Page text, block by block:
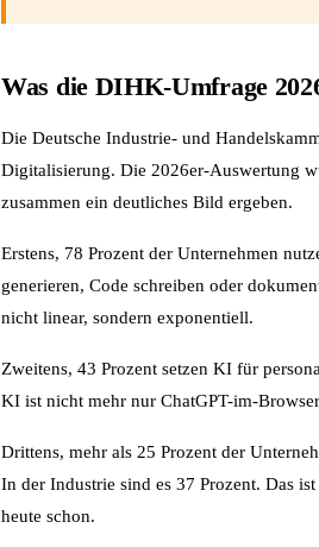
Was die DIHK-Umfrage
Die Deutsche Industrie- und
Digitalisierung. Die 2026er-Auswertung
zusammen ein deutliches Bild ergeben.
Erstens, 78 Prozent der Unternehmen
generieren, Code schreiben oder
nicht linear, sondern exponentiell.
Zweitens, 43 Prozent setzen KI für
KI ist nicht mehr nur ChatGPT-im-
Drittens, mehr als 25 Prozent der
In der Industrie sind es 37 Prozent. Das
heute schon.